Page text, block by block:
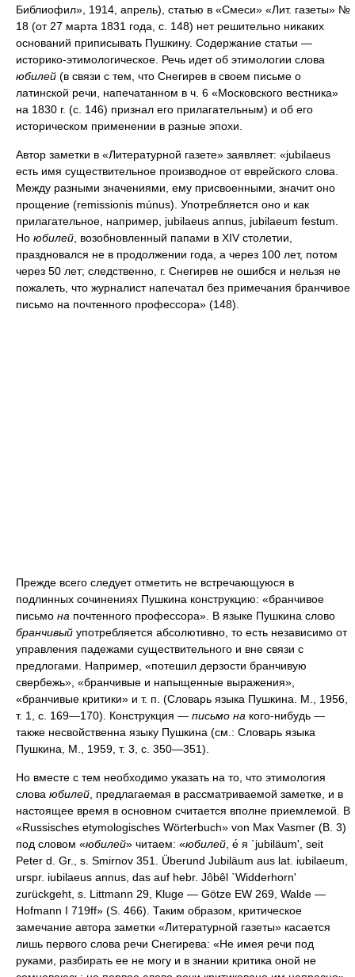
Библиофил», 1914, апрель), статью в «Смеси» «Лит. газеты» №
18 (от 27 марта 1831 года, с. 148) нет решительно никаких
оснований приписывать Пушкину. Содержание статьи —
историко-этимологическое. Речь идет об этимологии слова
юбилей (в связи с тем, что Снегирев в своем письме о
латинской речи, напечатанном в ч. 6 «Московского вестника»
на 1830 г. (с. 146) признал его прилагательным) и об его
историческом применении в разные эпохи.
Автор заметки в «Литературной газете» заявляет: «jubilaeus
есть имя существительное производное от еврейского слова.
Между разными значениями, ему присвоенными, значит оно
прощение (remissionis múnus). Употребляется оно и как
прилагательное, например, jubilaeus annus, jubilaeum festum.
Но юбилей , возобновленный папами в XIV столетии,
праздновался не в продолжении года, а через 100 лет, потом
через 50 лет; следственно, г. Снегирев не ошибся и нельзя не
пожалеть, что журналист напечатал без примечания бранчивое
письмо на почтенного профессора» (148).
Прежде всего следует отметить не встречающуюся в
подлинных сочинениях Пушкина конструкцию: «бранчивое
письмо на почтенного профессора». В языке Пушкина слово
бранчивый употребляется абсолютивно, то есть независимо от
управления падежами существительного и вне связи с
предлогами. Например, «потешил дерзости бранчивую
свербежь», «бранчивые и напыщенные выражения»,
«бранчивые критики» и т. п. (Словарь языка Пушкина. М., 1956,
т. 1, с. 169—170). Конструкция — письмо на кого-нибудь —
также несвойственна языку Пушкина (см.: Словарь языка
Пушкина, М., 1959, т. 3, с. 350—351).
Но вместе с тем необходимо указать на то, что этимология
слова юбилей , предлагаемая в рассматриваемой заметке, и в
настоящее время в основном считается вполне приемлемой. В
«Russisches etymologisches Wörterbuch» von Max Vasmer (В. 3)
под словом «юбилей» читаем: «юбилей , е́ я `jubiläum', seit
Peter d. Gr., s. Smirnov 351. Überund Jubiläum aus lat. iubilaeum,
urspr. iubilaeus annus, das auf hebr. Jôbêl `Widderhorn'
zurückgeht, s. Littmann 29, Kluge — Götze EW 269, Walde —
Hofmann I 719ff» (S. 466). Таким образом, критическое
замечание автора заметки «Литературной газеты» касается
лишь первого слова речи Снегирева: «Не имея речи под
руками, разбирать ее не могу и в знании критика оной не